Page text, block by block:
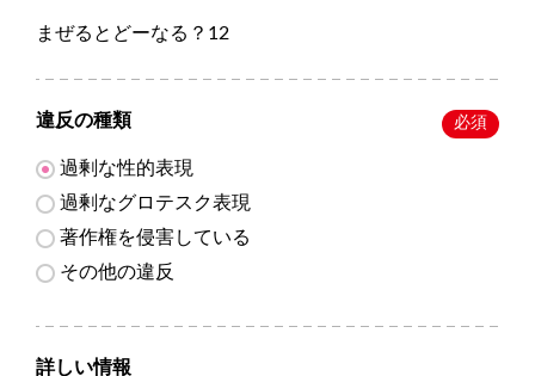
まぜるとどーなる？12
違反の種類 必須
過剰な性的表現
過剰なグロテスク表現
著作権を侵害している
その他の違反
詳しい情報